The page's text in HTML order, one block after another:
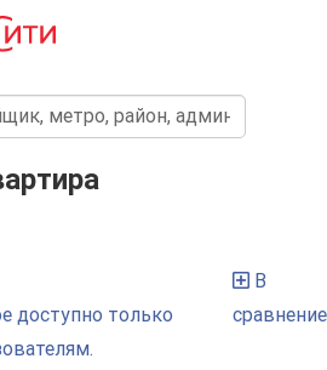
доступно только
В
сравнение